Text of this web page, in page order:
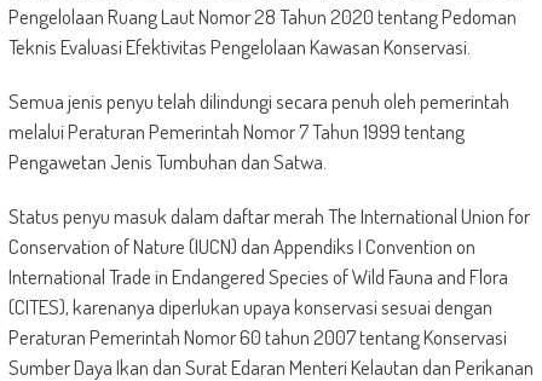
Pengelolaan Ruang Laut Nomor 28 Tahun 2020 tentang Pedoman
Teknis Evaluasi Efektivitas Pengelolaan Kawasan Konservasi.
Semua jenis penyu telah dilindungi secara penuh oleh pemerintah
melalui Peraturan Pemerintah Nomor 7 Tahun 1999 tentang
Pengawetan Jenis Tumbuhan dan Satwa.
Status penyu masuk dalam daftar merah The International Union for
Conservation of Nature (IUCN) dan Appendiks I Convention on
International Trade in Endangered Species of Wild Fauna and Flora
(CITES), karenanya diperlukan upaya konservasi sesuai dengan
Peraturan Pemerintah Nomor 60 tahun 2007 tentang Konservasi
Sumber Daya Ikan dan Surat Edaran Menteri Kelautan dan Perikanan